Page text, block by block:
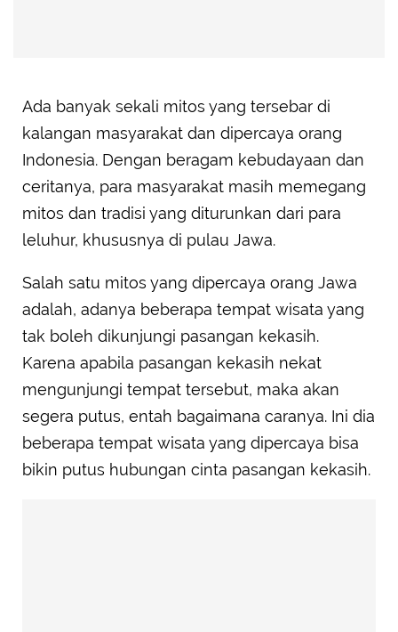
Ada banyak sekali mitos yang tersebar di
kalangan masyarakat dan dipercaya orang
Indonesia. Dengan beragam kebudayaan dan
ceritanya, para masyarakat masih memegang
mitos dan tradisi yang diturunkan dari para
leluhur, khususnya di pulau Jawa.
Salah satu mitos yang dipercaya orang Jawa
adalah, adanya beberapa tempat wisata yang
tak boleh dikunjungi pasangan kekasih.
Karena apabila pasangan kekasih nekat
mengunjungi tempat tersebut, maka akan
segera putus, entah bagaimana caranya. Ini dia
beberapa tempat wisata yang dipercaya bisa
bikin putus hubungan cinta pasangan kekasih.